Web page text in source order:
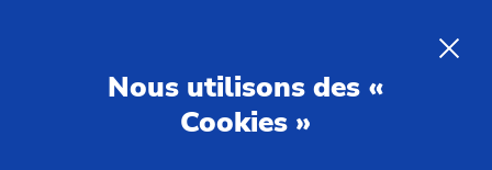
Nous utilisons des «
Cookies »